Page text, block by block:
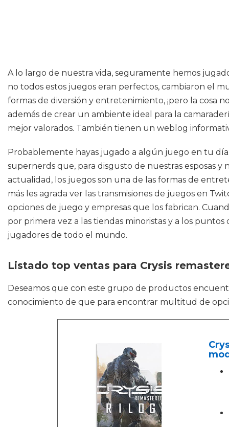
A lo largo de nuestra vida, seguramente hemos
no todos estos juegos eran perfectos, cambiaron el
formas de diversión y entretenimiento, ¡pero la cosa
además de crear un ambiente ideal para la
mejor valorados. También tienen un weblog
Probablemente hayas jugado a algún juego en tu
supernerds que, para disgusto de nuestras esposas y
actualidad, los juegos son una de las formas de
más les agrada ver las transmisiones de juegos en
opciones de juego y empresas que los fabrican.
por primera vez a las tiendas minoristas y a los
jugadores de todo el mundo.
Listado top ventas para Crysis
Deseamos que con este grupo de productos
conocimiento de que para encontrar multitud de